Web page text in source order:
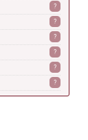
?
?
?
?
?
?